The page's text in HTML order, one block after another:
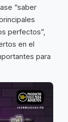
“saber
perfectos”,
en el
para